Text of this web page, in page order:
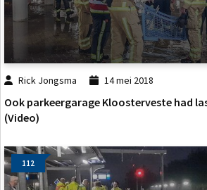
Rick Jongsma 14 mei 2018
Ook parkeergarage Kloosterveste had
(Video)
112